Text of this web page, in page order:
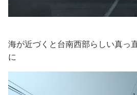
海が近づくと台南西部らしい真っ
に